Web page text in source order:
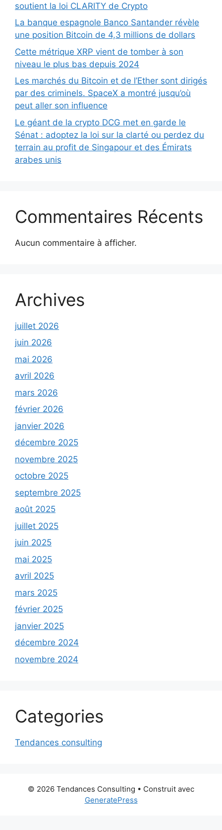
soutient la loi CLARITY de Crypto
La banque espagnole Banco Santander révèle
une position Bitcoin de 4,3 millions de dollars
Cette métrique XRP vient de tomber à son
niveau le plus bas depuis 2024
Les marchés du Bitcoin et de l’Ether sont dirigés
par des criminels. SpaceX a montré jusqu’où
peut aller son influence
Le géant de la crypto DCG met en garde le
Sénat : adoptez la loi sur la clarté ou perdez du
terrain au profit de Singapour et des Émirats
arabes unis
Commentaires Récents
Aucun commentaire à afficher.
Archives
juillet 2026
juin 2026
mai 2026
avril 2026
mars 2026
février 2026
janvier 2026
décembre 2025
novembre 2025
octobre 2025
septembre 2025
août 2025
juillet 2025
juin 2025
mai 2025
avril 2025
mars 2025
février 2025
janvier 2025
décembre 2024
novembre 2024
Categories
Tendances consulting
© 2026 Tendances Consulting • Construit avec
GeneratePress